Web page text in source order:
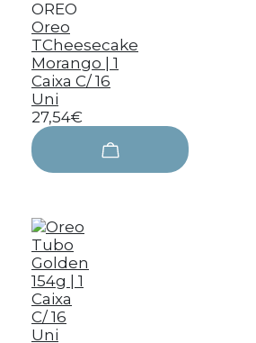
OREO
Oreo
TCheesecake
Morango | 1
Caixa C/ 16
Uni
27,54€